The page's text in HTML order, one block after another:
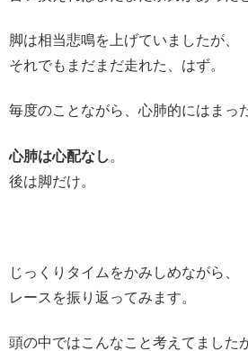
脚は相当悲鳴を上げていましたが、
それでもまだまだ走れた、はず。
毎度のことながら、心肺的にはまっ
心肺は心配なし 。
後は脚だけ。
じっくりタイムをかみしめながら、
レースを振り返ってみます。
頭の中ではこんなこと考えてました